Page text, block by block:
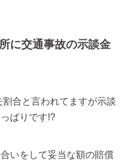
に交通事故の示談金
合と言われてますが示談
ぱりです!?
いをして妥当な額の賠償